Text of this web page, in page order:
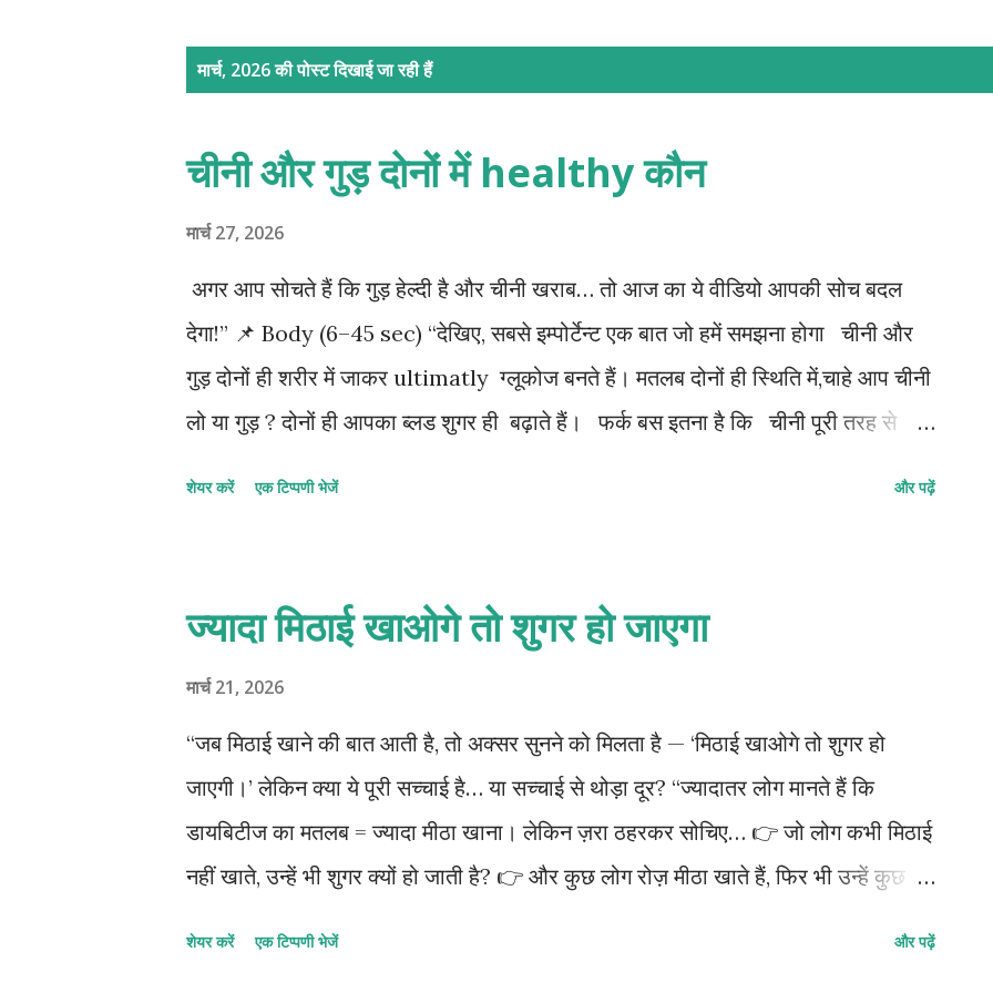
मार्च, 2026 की पोस्ट दिखाई जा रही हैं
चीनी और गुड़ दोनों में healthy कौन
मार्च 27, 2026
अगर आप सोचते हैं कि गुड़ हेल्दी है और चीनी खराब… तो आज का ये वीडियो आपकी सोच बदल
देगा!” 📌 Body (6–45 sec) “देखिए, सबसे इम्पोर्टेन्ट एक बात जो हमें समझना होगा चीनी और
गुड़ दोनों ही शरीर में जाकर ultimatly ग्लूकोज बनते हैं। मतलब दोनों ही स्थिति में,चाहे आप चीनी
लो या गुड़ ? दोनों ही आपका ब्लड शुगर ही बढ़ाते हैं। फर्क बस इतना है कि चीनी पूरी तरह से
तो safe हूँ’… तो यही सबसे बड़ा भ्रम है! क्योंकि ज्यादा मात्रा में गुड़ भी वही नुकसान करेगा जो चीनी
करता है — 👉 मोटापा 👉 डायबिटीज 👉 फैटी लिवर यानी असली खेल 👉 खाने की “मात्रा” का
है ,कितना खा रहे है और कितनी बार खा रहे है 🔥 Ending (46–60 sec) “इसलिए याद रखिए—
गुड़ चीनी से थ...
शेयर करें एक टिप्पणी भेजें और पढ़ें
ज्यादा मिठाई खाओगे तो शुगर हो जाएगा
मार्च 21, 2026
“जब मिठाई खाने की बात आती है, तो अक्सर सुनने को मिलता है — ‘मिठाई खाओगे तो शुगर हो
जाएगी।’ लेकिन क्या ये पूरी सच्चाई है… या सच्चाई से थोड़ा दूर? “ज्यादातर लोग मानते हैं कि
डायबिटीज का मतलब = ज्यादा मीठा खाना। लेकिन ज़रा ठहरकर सोचिए… 👉 जो लोग कभी मिठाई
नहीं खाते, उन्हें भी शुगर क्यों हो जाती है? 👉 और कुछ लोग रोज़ मीठा खाते हैं, फिर भी उन्हें कुछ
शेयर करें एक टिप्पणी भेजें और पढ़ें